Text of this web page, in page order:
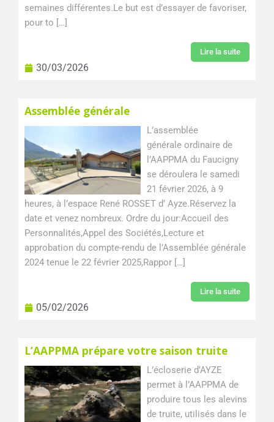
semaines différentes.Le but est d’essayer de favoriser,
pour to […]
Lire la suite
30/03/2026
Assemblée générale
L’assemblée
générale ordinaire de
l’AAPPMA du Faucigny
se déroulera le samedi
21 février 2026, à 9
heures, à l’espace René ROSSET d’ Ayze.Réservez la
date et venez nombreux. Ordre du jour:Accueil des
Personnalités,Appel des Sociétés,Lecture et
approbation du compte-rendu de l’Assemblée générale
2024 tenue le 22 février 2025,Rappor […]
Lire la suite
05/02/2026
L’AAPPMA prépare votre saison truite
L’écloserie d’AYZE
permet à l’AAPPMA de
produire tous les alevins
de truite, utilisés dans le